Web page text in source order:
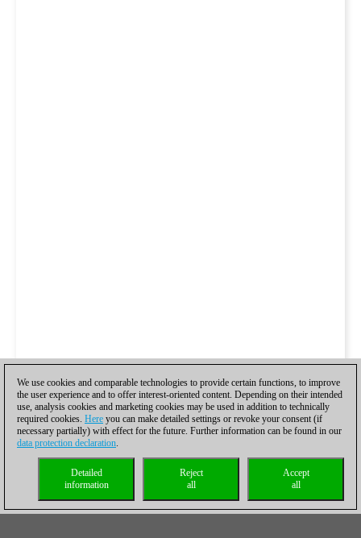
We use cookies and comparable technologies to provide certain functions, to improve
the user experience and to offer interest-oriented content. Depending on their intended
use, analysis cookies and marketing cookies may be used in addition to technically
required cookies. Here you can make detailed settings or revoke your consent (if
necessary partially) with effect for the future. Further information can be found in our
data protection declaration.
Accept
all
Reject
all
Detailed
information